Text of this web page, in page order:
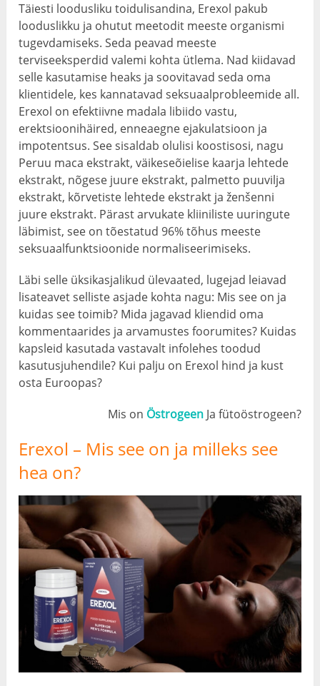
Täiesti loodusliku toidulisandina, Erexol pakub
looduslikku ja ohutut meetodit meeste organismi
tugevdamiseks. Seda peavad meeste
terviseeksperdid valemi kohta ütlema. Nad kiidavad
selle kasutamise heaks ja soovitavad seda oma
klientidele, kes kannatavad seksuaalprobleemide all.
Erexol on efektiivne madala libiido vastu,
erektsioonihäired, enneaegne ejakulatsioon ja
impotentsus. See sisaldab olulisi koostisosi, nagu
Peruu maca ekstrakt, väikeseõielise kaarja lehtede
ekstrakt, nõgese juure ekstrakt, palmetto puuvilja
ekstrakt, kõrvetiste lehtede ekstrakt ja ženšenni
juure ekstrakt. Pärast arvukate kliiniliste uuringute
läbimist, see on tõestatud 96% tõhus meeste
seksuaalfunktsioonide normaliseerimiseks.
Läbi selle üksikasjalikud ülevaated, lugejad leiavad
lisateavet selliste asjade kohta nagu: Mis see on ja
kuidas see toimib? Mida jagavad kliendid oma
kommentaarides ja arvamustes foorumites? Kuidas
kapsleid kasutada vastavalt infolehes toodud
kasutusjuhendile? Kui palju on Erexol hind ja kust
osta Euroopas?
Mis on ÖstrogeenJa fütoöstrogeen?
Erexol – Mis see on ja milleks see
hea on?